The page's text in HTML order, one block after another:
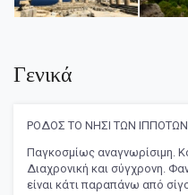
Γενικά
ΡΟΔΟΣ ΤΟ ΝΗΣΙ ΤΩΝ ΙΠΠΟΤΩΝ
Παγκοσμίως αναγνωρίσιμη.
Διαχρονική και σύγχρονη.
είναι κάτι παραπάνω από